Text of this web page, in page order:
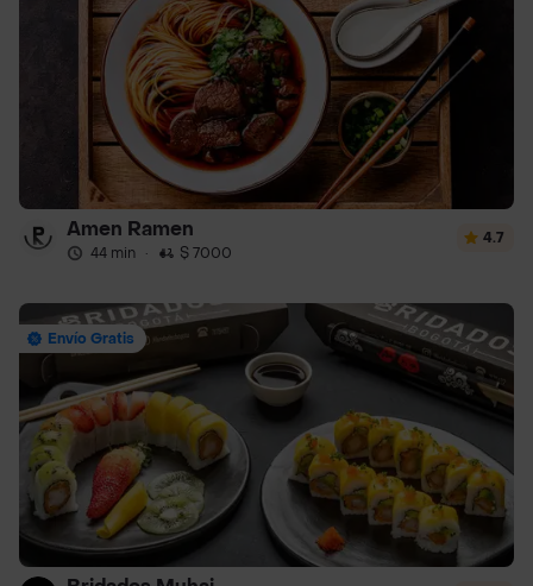
Amen Ramen
44 min · $ 7000
4.7
Envío Gratis